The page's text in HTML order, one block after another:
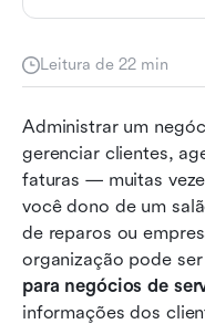
Leitura de 22 min
Administrar um
gerenciar clientes,
faturas — muitas
você dono de um
de reparos ou
organização pode
para negócios de
informações dos
O que é um CRM
empresas de
conhecer
Recursos
Como escolher o
negócio de